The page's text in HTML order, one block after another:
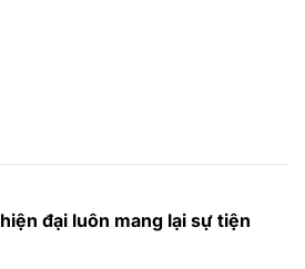
đại luôn mang lại sự tiện